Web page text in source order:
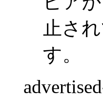
止さ
す。